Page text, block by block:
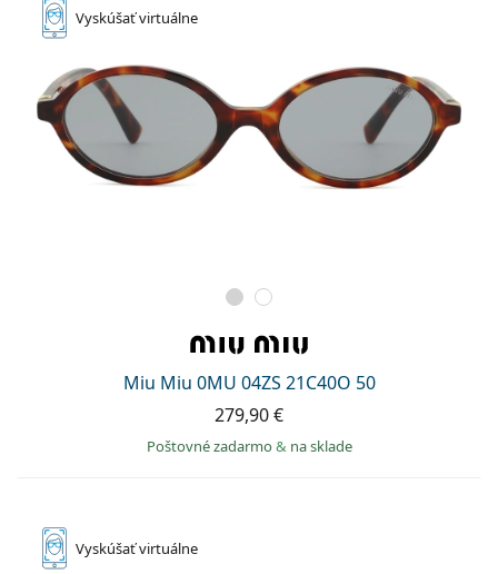
Vyskúšaťvirtuálne
Miu Miu 0MU 04ZS 21C40O 50
279,90 €
Poštovné zadarmo& na sklade
Vyskúšaťvirtuálne